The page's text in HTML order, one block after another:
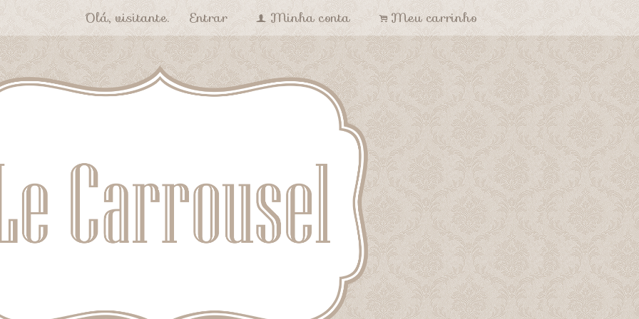
Olá, visitante. Entrar f Minha conta . Meu carrinho